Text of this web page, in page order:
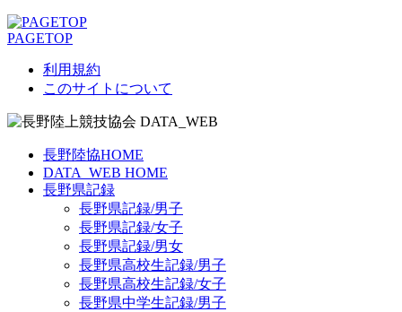
PAGETOP
利用規約
このサイトについて
長野陸協HOME
DATA_WEB HOME
長野県記録
長野県記録/男子
長野県記録/女子
長野県記録/男女
長野県高校生記録/男子
長野県高校生記録/女子
長野県中学生記録/男子